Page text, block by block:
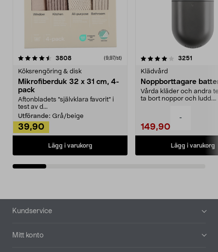
-
3808recensioner (9,97/st)
Köksrengöring & disk
Mikrofiberduk 32 x 31 cm, 4-
pack
Aftonbladets "självklara favorit” i
test av d...
Utförande: Grå/beige
39,90
Lägg i varukorg
4.0av 5 stjärnor 3251
Klädvård
Noppborttagare
Vårda kläder och andra
ta bort noppor och ludd.
149,90
Lägg i varukorg
4.5av 5 stjärnor
Sidfot
Kundservice
Mitt konto